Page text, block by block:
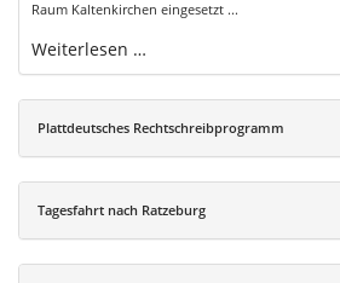
Raum Kaltenkirchen eingesetzt ...
Weiterlesen …
Plattdeutsches Rechtschreibprogramm
Tagesfahrt nach Ratzeburg